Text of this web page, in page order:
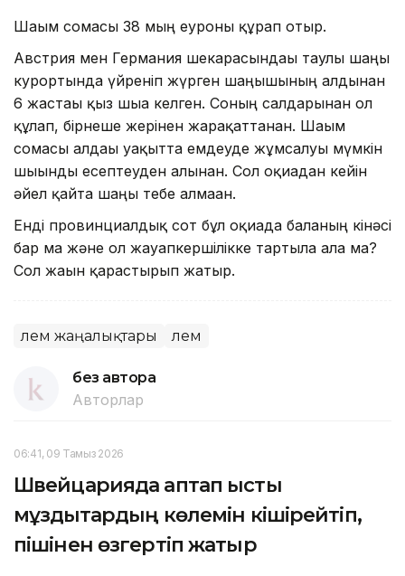
Шағым сомасы 38 мың еуроны құрап отыр.
Австрия мен Германия шекарасындағы таулы шаңғы
курортында үйреніп жүрген шаңғышының алдынан
6 жастағы қыз шыға келген. Соның салдарынан ол
құлап, бірнеше жерінен жарақаттанған. Шағым
сомасы алдағы уақытта емдеуде жұмсалуы мүмкін
шығынды есептеуден алынған. Сол оқиғадан кейін
әйел қайта шаңғы тебе алмаған.
Енді провинциалдық сот бұл оқиғада баланың кінәсі
бар ма және ол жауапкершілікке тартыла ала ма?
Сол жағын қарастырып жатыр.
Әлем жаңалықтары Әлем
без автора
Авторлар
06:41, 09 Тамыз 2026
Швейцарияда аптап ыстық
мұздықтардың көлемін кішірейтіп,
пішінен өзгертіп жатыр